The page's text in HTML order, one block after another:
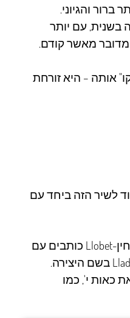
ברור והגיוני.
בשנית, עם יותר
מאשר קודם.
אותה – היא זורחת
לשיר הזה ביחד עם
Llobet כותבים עם
בשם היצירה.
כאות י', כמו